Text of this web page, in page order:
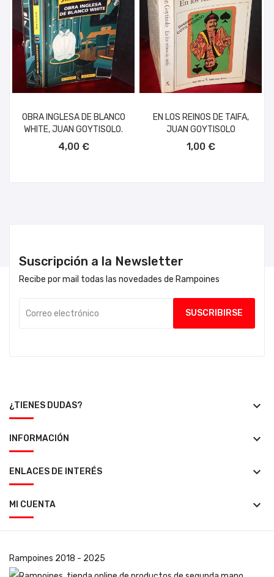
OBRA INGLESA DE BLANCO
WHITE, JUAN GOYTISOLO.
4,00 €
EN LOS REINOS DE TAIFA,
JUAN GOYTISOLO
1,00 €
Suscripción a la Newsletter
Recibe por mail todas las novedades de Rampoines
¿TIENES DUDAS? keyboard_arrow_down
INFORMACIÓN keyboard_arrow_down
ENLACES DE INTERÉS keyboard_arrow_down
MI CUENTA keyboard_arrow_down
Rampoines 2018 - 2025